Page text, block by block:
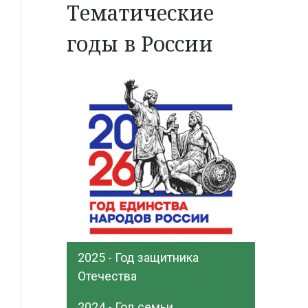
Тематические
годы в России
2025 - Год защитника
Отечества